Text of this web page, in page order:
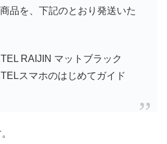
品を、下記のとおり発送いた
RAIJIN マットブラック
スマホのはじめてガイド